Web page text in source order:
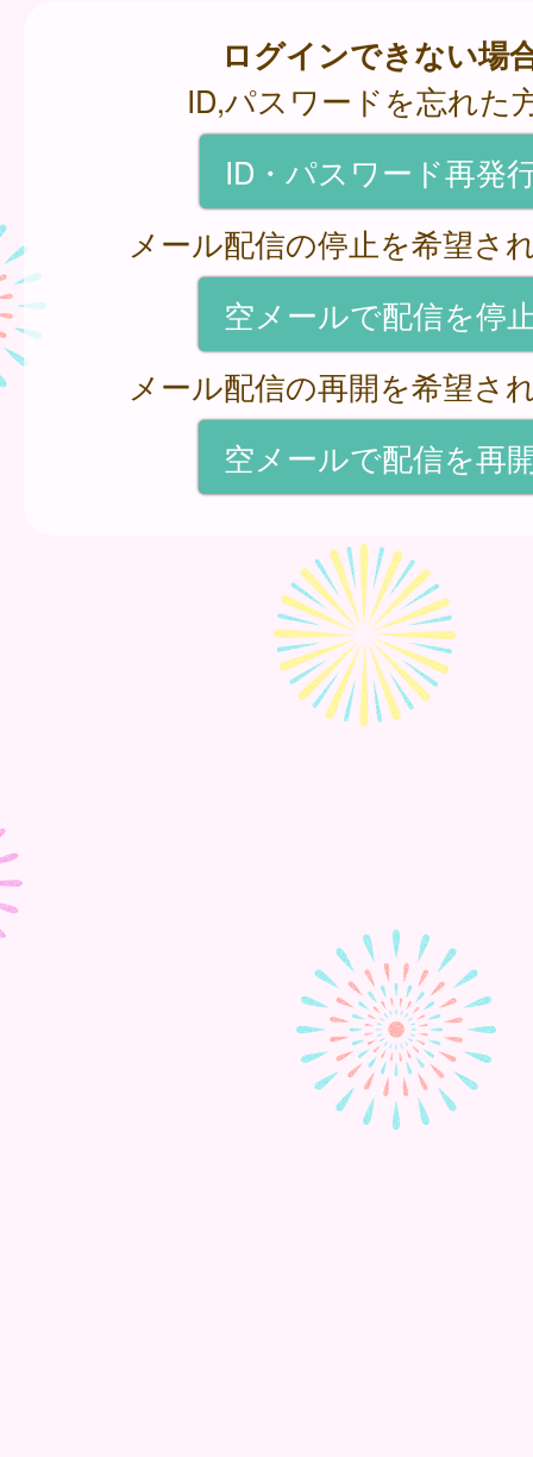
ログインできない場
ID,パスワードを忘れた
ID・パスワード再発
メール配信の停止を希望さ
空メールで配信を停
メール配信の再開を希望さ
空メールで配信を再